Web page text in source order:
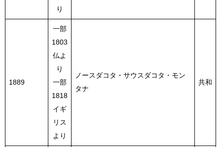
り
1889
一部
1803
仏よ
り
一部
1818
イギ
リス
より
ノースダコタ・サウスダコタ・モン
タナ
共和